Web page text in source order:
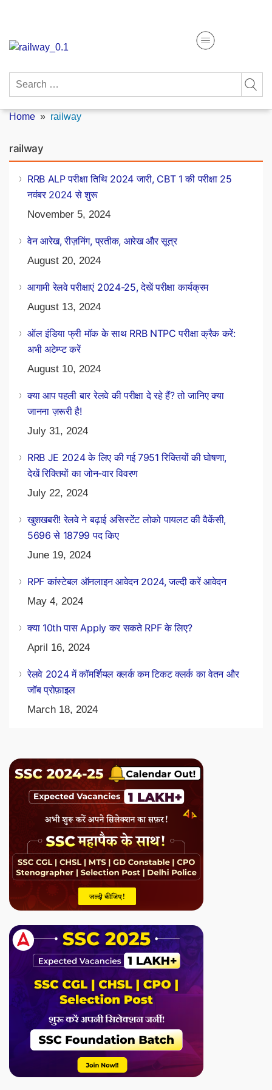
Search
for:
Home » railway
railway
RRB ALP परीक्षा तिथि 2024 जारी, CBT 1 की परीक्षा 25
नवंबर 2024 से शुरू
November 5, 2024
वेन आरेख, रीज़निंग, प्रतीक, आरेख और सूत्र
August 20, 2024
आगामी रेलवे परीक्षाएं 2024-25, देखें परीक्षा कार्यक्रम
August 13, 2024
ऑल इंडिया फ्री मॉक के साथ RRB NTPC परीक्षा क्रैक करें:
अभी अटेम्प्ट करें
August 10, 2024
क्या आप पहली बार रेलवे की परीक्षा दे रहे हैं? तो जानिए क्या
जानना ज़रूरी है!
July 31, 2024
RRB JE 2024 के लिए की गई 7951 रिक्तियों की घोषणा,
देखें रिक्तियों का जोन-वार विवरण
July 22, 2024
खुशखबरी! रेलवे ने बढ़ाई असिस्टेंट लोको पायलट की वैकेंसी,
5696 से 18799 पद किए
June 19, 2024
RPF कांस्टेबल ऑनलाइन आवेदन 2024, जल्दी करें आवेदन
May 4, 2024
क्या 10th पास Apply कर सकते RPF के लिए?
April 16, 2024
रेलवे 2024 में काॅमर्शियल क्लर्क कम टिकट क्लर्क का वेतन और
जॉब प्रोफ़ाइल
March 18, 2024